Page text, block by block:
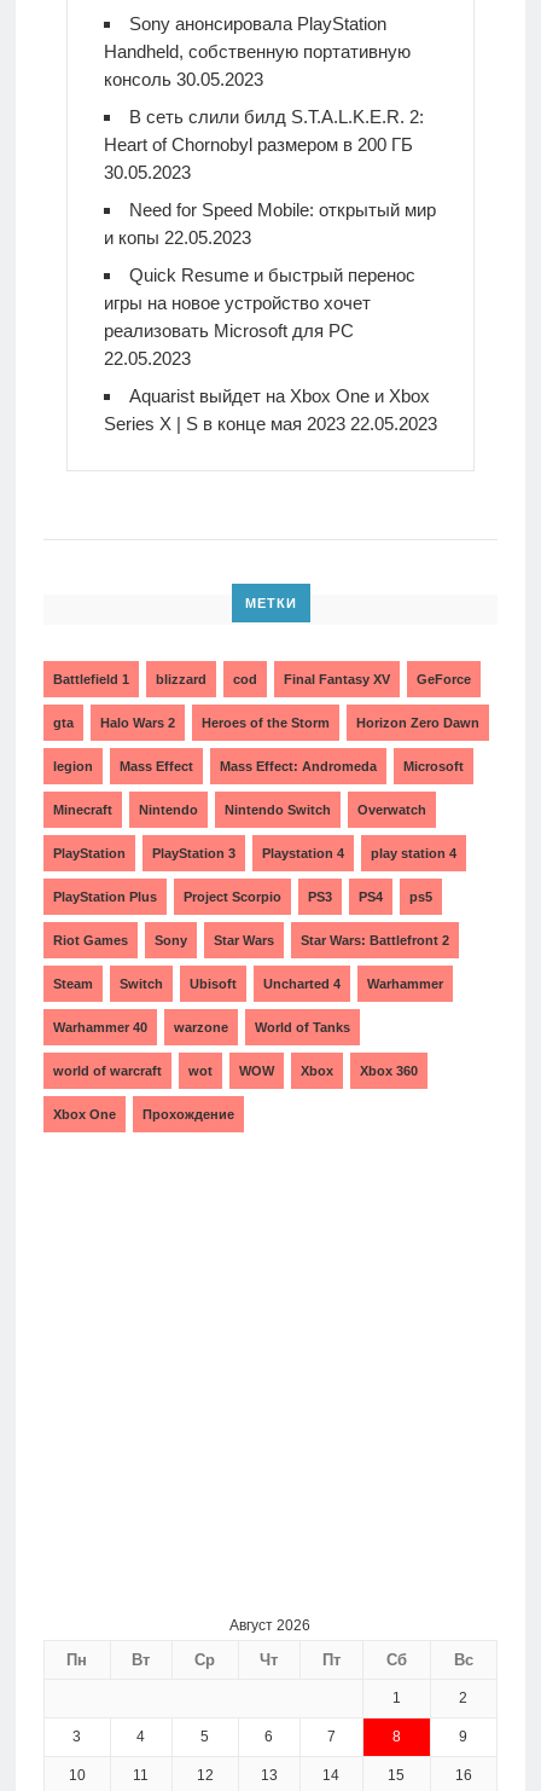
Sony анонсировала PlayStation
Handheld, собственную портативную
консоль 30.05.2023
В сеть слили билд S.T.A.L.K.E.R. 2:
Heart of Chornobyl размером в 200 ГБ
30.05.2023
Need for Speed Mobile: открытый мир
и копы 22.05.2023
Quick Resume и быстрый перенос
игры на новое устройство хочет
реализовать Microsoft для PC
22.05.2023
Aquarist выйдет на Xbox One и Xbox
Series X | S в конце мая 2023 22.05.2023
МЕТКИ
Battlefield 1 blizzard cod Final Fantasy XV GeForce
gta Halo Wars 2 Heroes of the Storm Horizon Zero Dawn
legion Mass Effect Mass Effect: Andromeda Microsoft
Minecraft Nintendo Nintendo Switch Overwatch
PlayStation PlayStation 3 Playstation 4 play station 4
PlayStation Plus Project Scorpio PS3 PS4 ps5
Riot Games Sony Star Wars Star Wars: Battlefront 2
Steam Switch Ubisoft Uncharted 4 Warhammer
Warhammer 40 warzone World of Tanks
world of warcraft wot WOW Xbox Xbox 360
Xbox One Прохождение
Август 2026
Пн Вт Ср Чт Пт Сб Вс
1 2
3 4 5 6 7 8 9
10 11 12 13 14 15 16